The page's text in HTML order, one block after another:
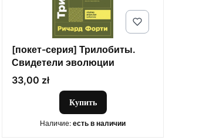
[покет-серия] Трилобиты.
Свидетели эволюции
Цена
33,00 zł
Купить
Наличие: есть в наличии